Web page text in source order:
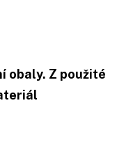
obaly. Z použité